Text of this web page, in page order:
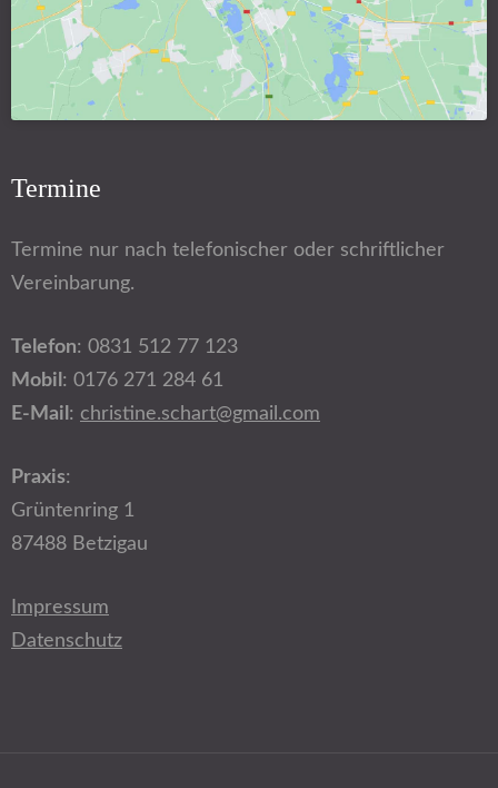
Termine
Termine nur nach telefonischer oder schriftlicher
Vereinbarung.
Telefon: 0831 512 77 123
Mobil : 0176 271 284 61
E-Mail : christine.schart@gmail.com
Praxis:
Grüntenring 1
87488 Betzigau
Impressum
Datenschutz